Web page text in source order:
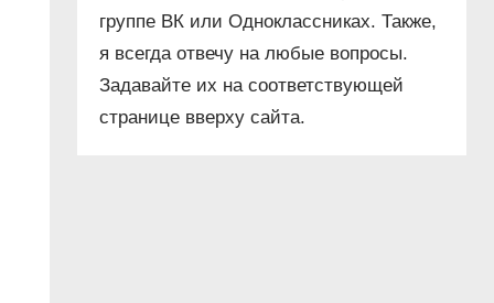
группе ВК или Одноклассниках. Также,
я всегда отвечу на любые вопросы.
Задавайте их на соответствующей
странице вверху сайта.